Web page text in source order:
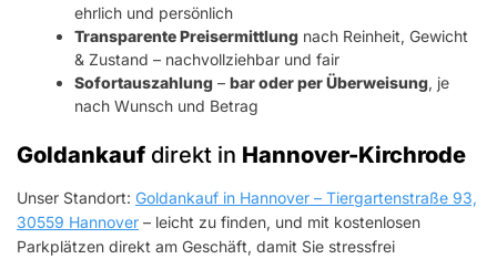
ehrlich und persönlich
Transparente Preisermittlung nach Reinheit, Gewicht
& Zustand – nachvollziehbar und fair
Sofortauszahlung –bar oder per Überweisung, je
nach Wunsch und Betrag
Goldankauf direkt in Hannover-Kirchrode
Unser Standort: Goldankauf in Hannover – Tiergartenstraße 93,
30559 Hannover – leicht zu finden, und mit kostenlosen
Parkplätzen direkt am Geschäft, damit Sie stressfrei